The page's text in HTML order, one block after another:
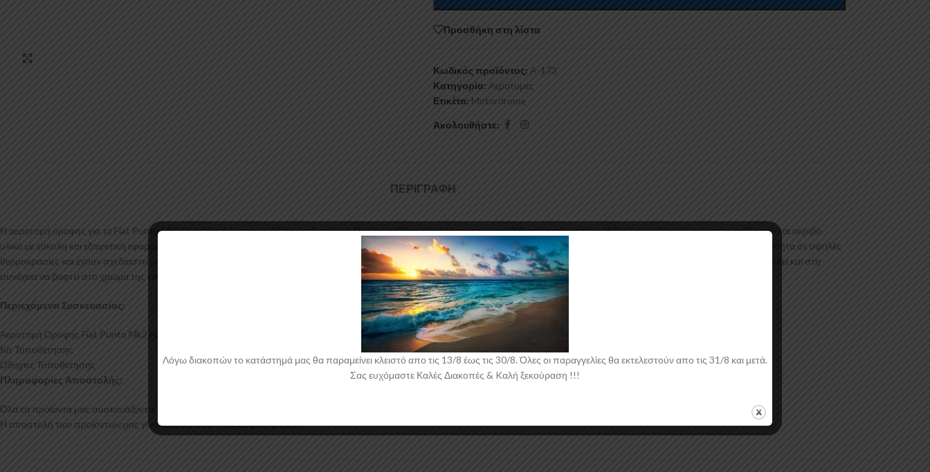
Προσθήκη στη λίστα
Κωδικός προϊόντος: A-173
Κατηγορία: Αεροτομές
Ετικέτα: Motordrome
Ακολουθήστε:
ΠΕΡΙΓΡΑΦΉ
Η αεροτομή οροφής για το Fiat Punto Mk2 Hatchback κατασκευάζεται από σκληρή Πολυουρεθάνη υψηλής πιέσεως και ΟΧΙ από πολυεστέρα. Η Πολυουρεθάνη είναι ένα πιο ανθεκτικό και ακριβό
υλικό με εύκολη και εξαιρετική εφαρμογή. Όλες οι αεροτομές παράγονται σε καλούπια αλουμινίου για αυξημένη ποιότητα και αντοχή στη μαζική παραγωγή. Είναι ελεγμένα για ανθεκτικότητα σε υψηλές
θερμοκρασίες και έχουν σχεδιαστεί με την καλύτερη λεπτομέρεια. Η αεροτομή οροφής για το Fiat Punto Mk2 Hatchback έρχεται στο χρώμα του υλικού. Το προϊόν θα πρέπει να ασταρωθεί και στη
συνέχεια να βαφτεί στο χρώμα της επιλογής σας.
Περιεχόμενα Συσκευασίας:
Αεροτομή Οροφής Fiat Punto Mk2 Hatchback
Κιτ Τοποθέτησης
Οδηγίες Τοποθέτησης
Πληροφορίες Αποστολής:
Όλα τα προϊόντα μας συσκευάζονται και αποστέλλονται με προστατευτικό νάιλον μέσα στο κουτί τους για μεγαλύτερη ασφάλεια κατά την αποστολή.
Η αποστολή των προϊόντων μας γίνεται μέσα σε 2-4 εργάσιμες ημέρες.
Λόγω διακοπών το κατάστημά μας θα παραμείνει κλειστό απο τις 13/8 έως τις 30/8. Όλες οι παραγγελίες θα εκτελεστούν απο τις 31/8 και μετά.
Σας ευχόμαστε Καλές Διακοπές & Kαλή ξεκούραση !!!